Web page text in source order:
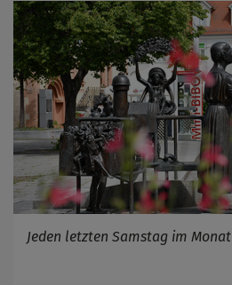
Jeden letzten Samstag im Monat